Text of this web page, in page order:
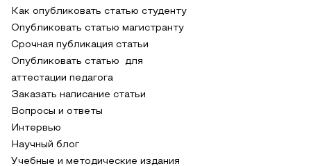
Как опубликовать статью студенту
Опубликовать статью магистранту
Срочная публикация статьи
Опубликовать статью для
аттестации педагога
Заказать написание статьи
Вопросы и ответы
Интервью
Научный блог
Учебные и методические издания